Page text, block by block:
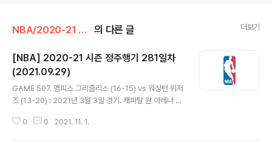
NBA/2020-21 시즌 의 다른 글 더보기
[NBA] 2020-21 시즌 정주행기 281일차
(2021.09.29)
GAME 507. 멤피스 그리즐리스 (16-15) vs 워싱턴 위저
즈 (13-20) : 2021년 3월 3일 경기. 캐피탈 원 아레나 -
전. 워싱턴은 어린이팬들을 위한 날이라 어린이들이 스타
0 0 2021. 11. 1.